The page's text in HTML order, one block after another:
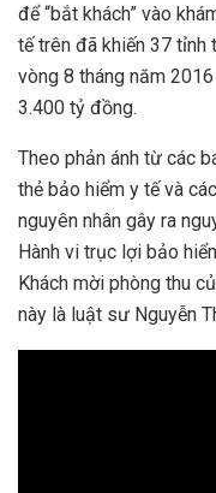
để “bắt khách” vào
tế trên đã khiến 37 tỉnh
vòng 8 tháng năm
3.400 tỷ đồng.
Theo phản ánh từ các
thẻ bảo hiểm y tế và
nguyên nhân gây ra
Hành vi trục lợi bảo
Khách mời phòng thu
này là luật sư Nguyễn